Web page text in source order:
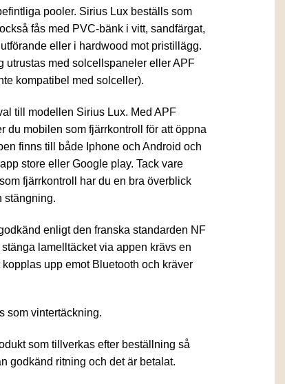
pooler. Sirius Lux beställs som
fås med PVC-bänk i vitt, sandfärgat,
eller i hardwood mot pristillägg.
utrustas med solcellspaneler eller APF
kompatibel med solceller).
till modellen Sirius Lux. Med APF
du mobilen som fjärrkontroll för att öppna
finns till både Iphone och Android och
store eller Google play. Tack vare
fjärrkontroll har du en bra överblick
stängning.
enligt den franska standarden NF
lamelltäcket via appen krävs en
upp emot Bluetooth och kräver
som vintertäckning.
som tillverkas efter beställning så
godkänd ritning och det är betalat.